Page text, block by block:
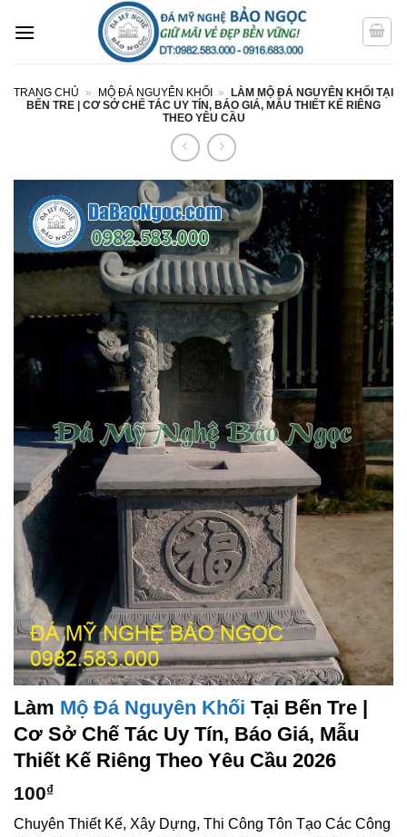
qua
TRANG CHỦ » MỘ ĐÁ NGUYÊN KHỐI »
LÀM MỘ ĐÁ NGUYÊN KHỐI TẠI
BẾN TRE | CƠ SỞ CHẾ TÁC UY TÍN, BÁO GIÁ, MẪU THIẾT KẾ RIÊNG
THEO YÊU CẦU
Làm Mộ Đá Nguyên Khối Tại Bến Tre |
Cơ Sở Chế Tác Uy Tín, Báo Giá, Mẫu
Thiết Kế Riêng Theo Yêu Cầu 2026
100₫
Chuyên Thiết Kế, Xây Dựng, Thi Công Tôn Tạo Các Công